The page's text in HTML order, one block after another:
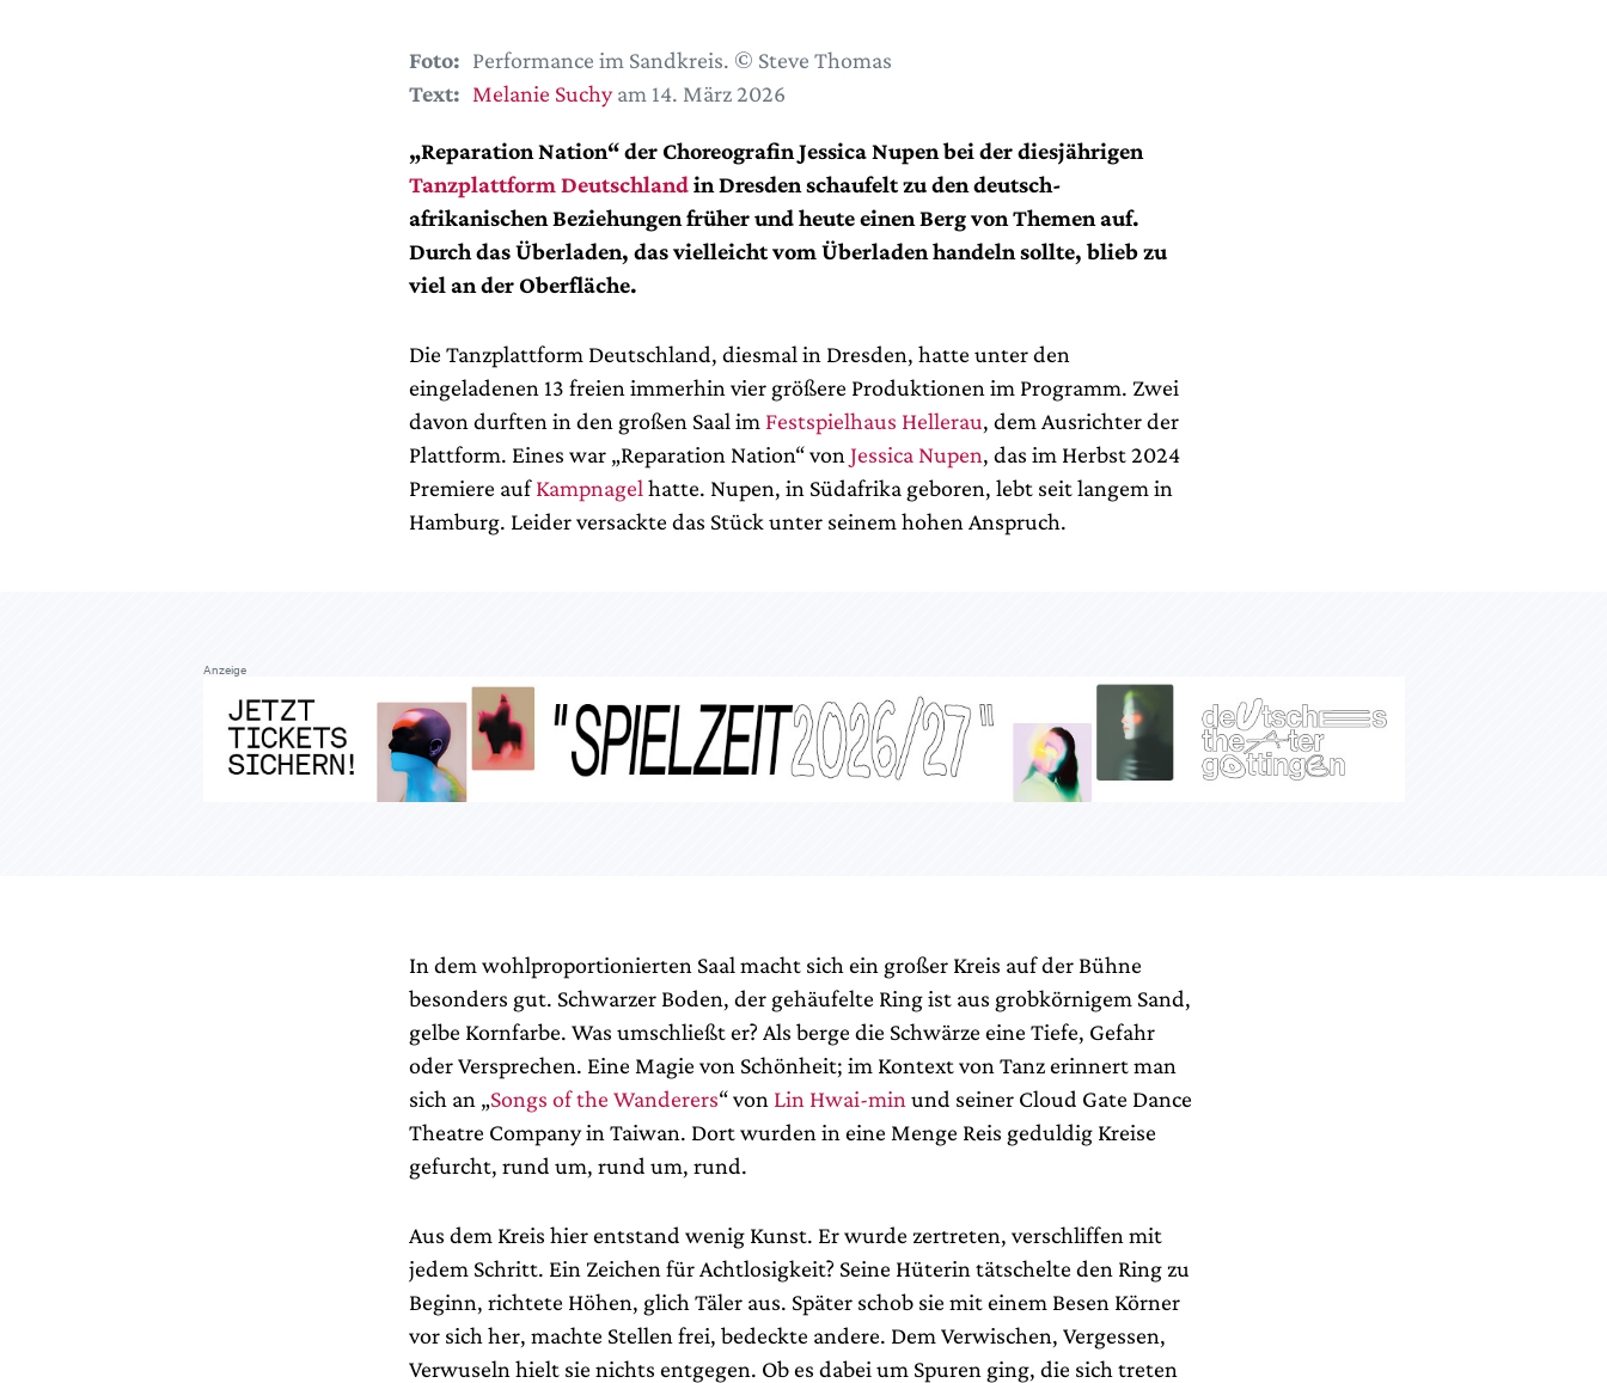
Foto: Performance im Sandkreis. © Steve Thomas
Text: Melanie Suchyam 14. März 2026
„Reparation Nation“ der Choreografin Jessica Nupen bei der diesjährigen
Tanzplattform Deutschlandin Dresden schaufelt zu den deutsch-
afrikanischen Beziehungen früher und heute einen Berg von Themen auf.
Durch das Überladen, das vielleicht vom Überladen handeln sollte, blieb zu
viel an der Oberfläche.
Die Tanzplattform Deutschland, diesmal in Dresden, hatte unter den
eingeladenen 13 freien immerhin vier größere Produktionen im Programm. Zwei
davon durften in den großen Saal im Festspielhaus Hellerau, dem Ausrichter der
Plattform. Eines war „Reparation Nation“ von Jessica Nupen, das im Herbst 2024
Premiere aufKampnagel hatte. Nupen, in Südafrika geboren, lebt seit langem in
Hamburg. Leider versackte das Stück unter seinem hohen Anspruch.
Anzeige
In dem wohlproportionierten Saal macht sich ein großer Kreis auf der Bühne
besonders gut. Schwarzer Boden, der gehäufelte Ring ist aus grobkörnigem Sand,
gelbe Kornfarbe. Was umschließt er? Als berge die Schwärze eine Tiefe, Gefahr
oder Versprechen. Eine Magie von Schönheit; im Kontext von Tanz erinnert man
sich an „Songs of the Wanderers“ von Lin Hwai-min und seiner Cloud Gate Dance
Theatre Company in Taiwan. Dort wurden in eine Menge Reis geduldig Kreise
gefurcht, rund um, rund um, rund.
Aus dem Kreis hier entstand wenig Kunst. Er wurde zertreten, verschliffen mit
jedem Schritt. Ein Zeichen für Achtlosigkeit? Seine Hüterin tätschelte den Ring zu
Beginn, richtete Höhen, glich Täler aus. Später schob sie mit einem Besen Körner
vor sich her, machte Stellen frei, bedeckte andere. Dem Verwischen, Vergessen,
Verwuseln hielt sie nichts entgegen. Ob es dabei um Spuren ging, die sich treten